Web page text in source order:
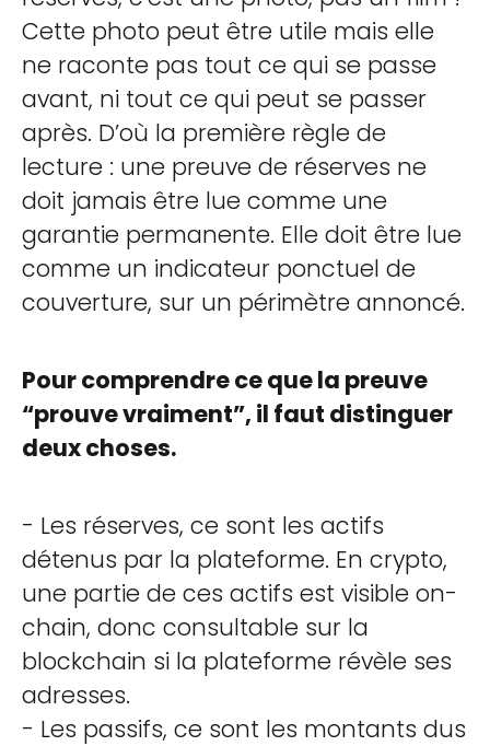
Cette photo peut être utile mais elle
ne raconte pas tout ce qui se passe
avant, ni tout ce qui peut se passer
après. D’où la première règle de
lecture : une preuve de réserves ne
doit jamais être lue comme une
garantie permanente. Elle doit être lue
comme un indicateur ponctuel de
couverture, sur un périmètre annoncé.
Pour comprendre ce que la preuve
“prouve vraiment”, il faut distinguer
deux choses.
- Les réserves, ce sont les actifs
détenus par la plateforme. En crypto,
une partie de ces actifs est visible on-
chain, donc consultable sur la
blockchain si la plateforme révèle ses
adresses.
- Les passifs, ce sont les montants dus